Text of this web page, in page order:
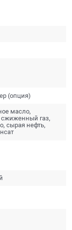
(опция)
масло,
сжиженный газ,
сырая нефть,